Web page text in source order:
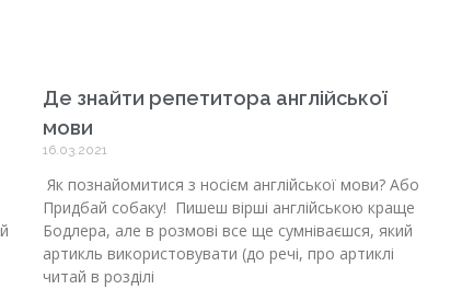
Де знайти репетитора англійської
мови
16.03.2021
Як познайомитися з носієм англійської мови? Або
Придбай собаку! Пишеш вірші англійською краще
Бодлера, але в розмові все ще сумніваєшся, який
артикль використовувати (до речі, про артиклі
читай в розділі